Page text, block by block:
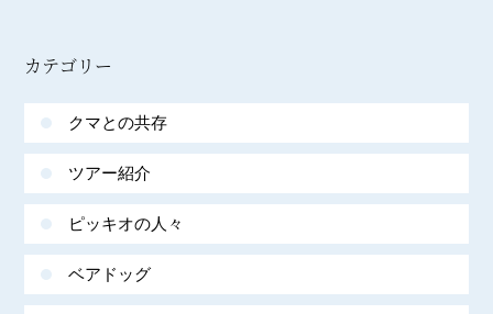
カテゴリー
クマとの共存
ツアー紹介
ピッキオの人々
ベアドッグ